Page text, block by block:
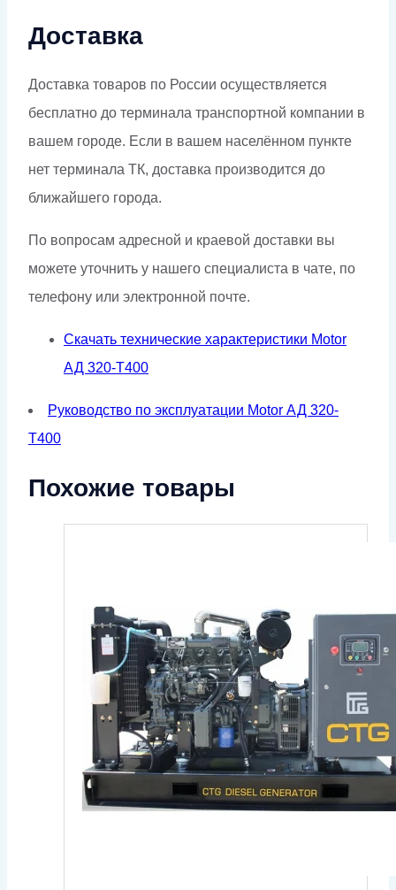
Доставка
Доставка товаров по России осуществляется
бесплатно до терминала транспортной компании в
вашем городе. Если в вашем населённом пункте
нет терминала ТК, доставка производится до
ближайшего города.
По вопросам адресной и краевой доставки вы
можете уточнить у нашего специалиста в чате, по
телефону или электронной почте.
Скачать технические характеристики Motor
АД 320-Т400
Руководство по эксплуатации Motor АД 320-
Т400
Похожие товары